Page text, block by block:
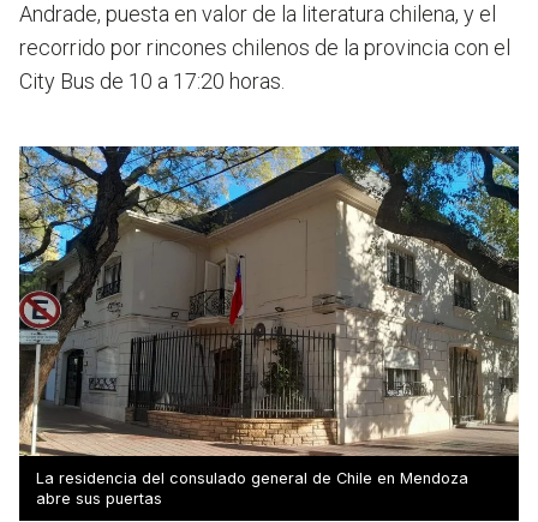
Andrade, puesta en valor de la literatura chilena, y el
recorrido por rincones chilenos de la provincia con el
City Bus de 10 a 17:20 horas.
La residencia del consulado general de Chile en Mendoza
abre sus puertas